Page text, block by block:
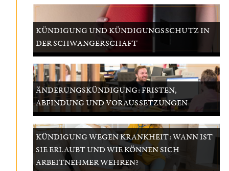
KÜNDIGUNG UND KÜNDIGUNGSSCHUTZ IN
DER SCHWANGERSCHAFT
ÄNDERUNGSKÜNDIGUNG: FRISTEN,
ABFINDUNG UND VORAUSSETZUNGEN
KÜNDIGUNG WEGEN KRANKHEIT: WANN IST
SIE ERLAUBT UND WIE KÖNNEN SICH
ARBEITNEHMER WEHREN?